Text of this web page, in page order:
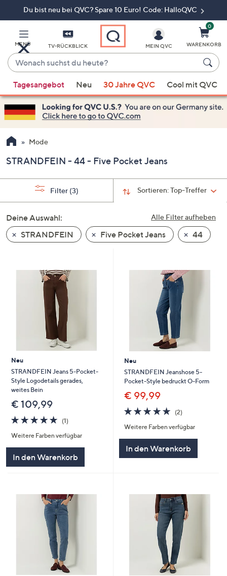
Du bist neu bei QVC? Spare 10 Euro! Code: HalloQVC
MENÜ TV-RÜCKBLICK
Wonach
suchst
du
heute?
Vorschläge
verfügbar
sind,
verwenden
Sie
Pfeiltasten
nach
und
nach
unten
oder
um
diese
anzuzeigen.
MEIN QVC
0
WARENKORB
Tagesangebot Neu 30 Jahre QVC Cool mit QVC
Mode
STRANDFEIN - 44 - Five Pocket Jeans
Sortieren:Top-Treffer
Filter (3)
Alle Filter aufheben
Deine Auswahl:
STRANDFEIN
Five Pocket Jeans 44
Neu
STRANDFEIN Jeans 5-Pocket-
Style Logodetails gerades,
weites Bein
€ 109,99
5.0
von
5
(1)1
Weitere Farben verfügbar
In den Warenkorb
Neu
STRANDFEIN Jeanshose 5-
Pocket-Style bedruckt O-Form
€ 99,99
5.0
von
5
(2)2
Weitere Farben verfügbar
In den Warenkorb